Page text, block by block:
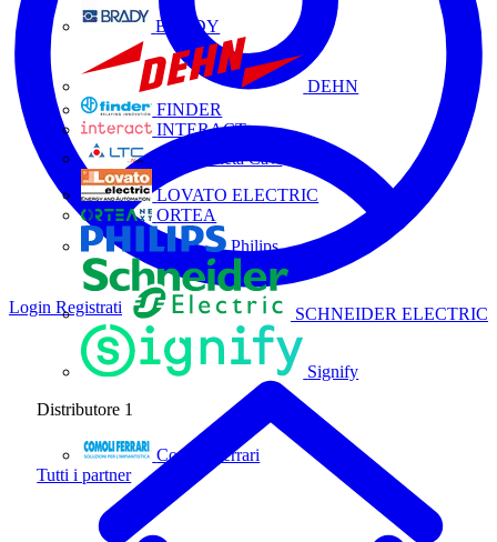
BRADY
DEHN
FINDER
INTERACT
La Triveneta Cavi
LOVATO ELECTRIC
ORTEA
Philips
SCHNEIDER ELECTRIC
Signify
Distributore 1
Comoli Ferrari
Tutti i partner
Login Registrati